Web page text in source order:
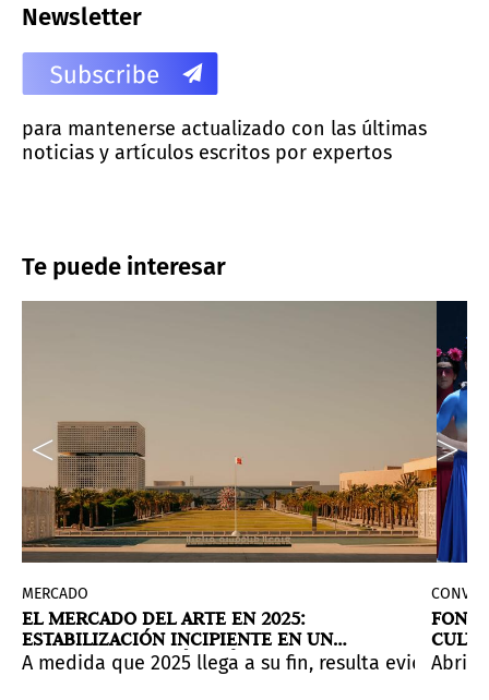
Newsletter
para mantenerse actualizado con las últimas
noticias y artículos escritos por expertos
Te puede interesar
entre los que se encuentran
la aplicación de una tasa reducida para
que reúne más de 150 obras realizadas a lo
Desde hace más de dos décadas, bajo
MERCADO
EL MERCADO DEL ARTE EN 2025:
ESTABILIZACIÓN INCIPIENTE EN UN
CONTEXTO TODAVÍA FRÁGIL
A medida que 2025 llega a su fin, resulta evidente
Abrió